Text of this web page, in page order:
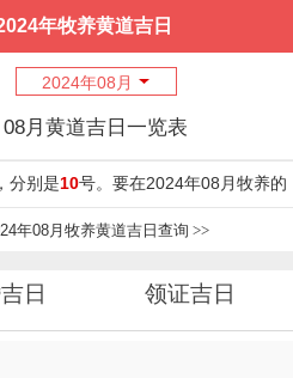
年牧养黄道吉日
2024年08月
08月黄道吉日一览表
分别是10号。要在2024年08月牧养的
年08月牧养黄道吉日查询 >>
日 领证吉日